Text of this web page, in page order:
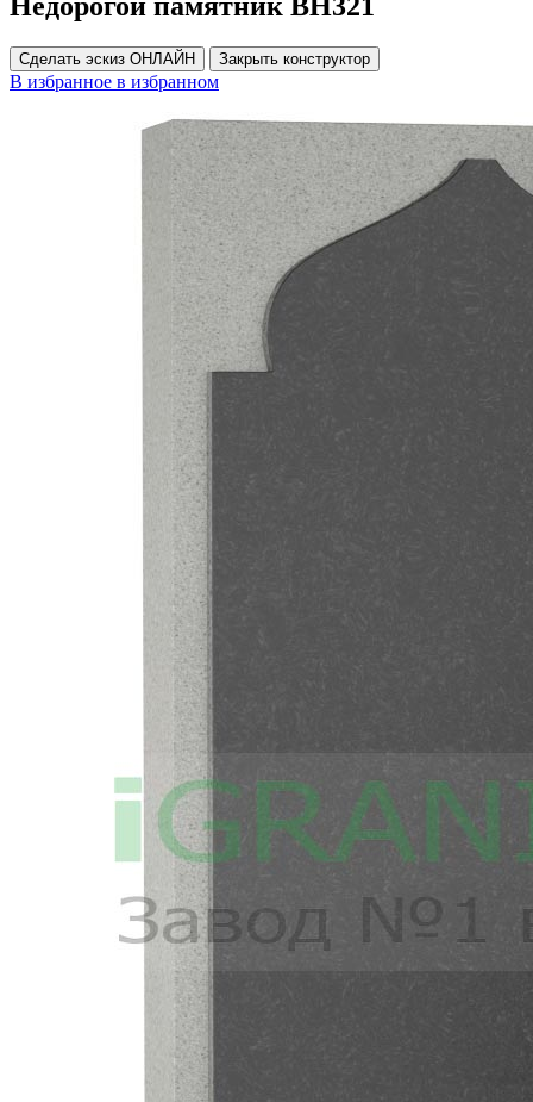
Недорогой памятник ВН321
Сделать эскиз ОНЛАЙН Закрыть конструктор
В избранное в избранном